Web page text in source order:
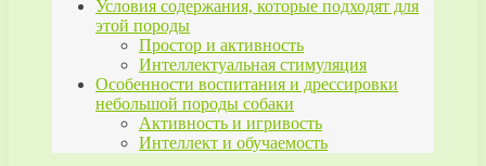
Условия содержания, которые подходят для
этой породы
Простор и активность
Интеллектуальная стимуляция
Особенности воспитания и дрессировки
небольшой породы собаки
Активность и игривость
Интеллект и обучаемость